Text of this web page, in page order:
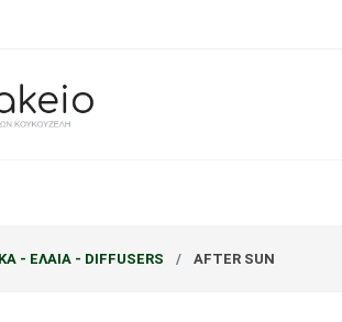
- ΕΛΑΙΑ - DIFFUSERS AFTER SUN